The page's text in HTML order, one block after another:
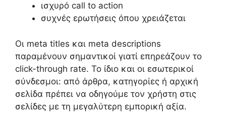
ισχυρό call to action
συχνές ερωτήσεις όπου χρειάζεται
Οι meta titles και meta descriptions
παραμένουν σημαντικοί γιατί επηρεάζουν το
click-through rate. Το ίδιο και οι εσωτερικοί
σύνδεσμοι: από άρθρα, κατηγορίες ή αρχική
σελίδα πρέπει να οδηγούμε τον χρήστη στις
σελίδες με τη μεγαλύτερη εμπορική αξία.